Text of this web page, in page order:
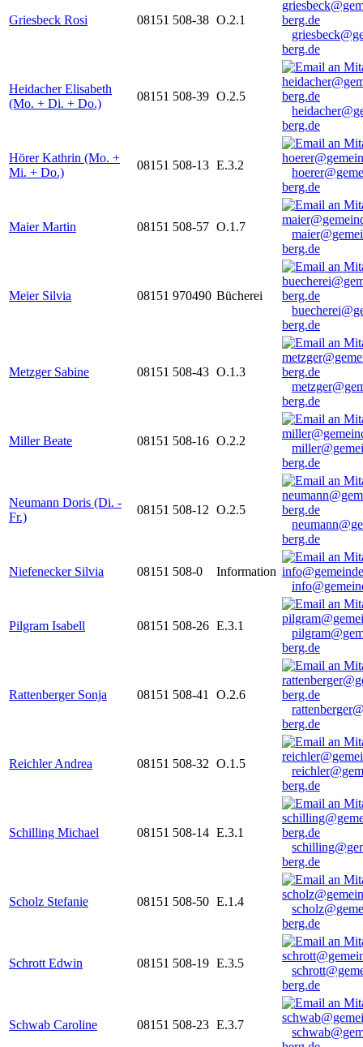
Griesbeck Rosi 08151 508-38 O.2.1
berg.de
Heidacher Elisabeth
(Mo. + Di. + Do.)
08151 508-39 O.2.5
berg.de
Hörer Kathrin (Mo. +
Mi. + Do.)
08151 508-13 E.3.2
berg.de
Maier Martin 08151 508-57 O.1.7
berg.de
Meier Silvia 08151 970490 Bücherei
berg.de
Metzger Sabine 08151 508-43 O.1.3
berg.de
Miller Beate 08151 508-16 O.2.2
berg.de
Neumann Doris (Di. -
Fr.)
08151 508-12 O.2.5
berg.de
Niefenecker Silvia 08151 508-0
Information
Pilgram Isabell 08151 508-26 E.3.1
berg.de
Rattenberger Sonja 08151 508-41
O.2.6
berg.de
Reichler Andrea 08151 508-32 O.1.5
berg.de
Schilling Michael 08151 508-14 E.3.1
berg.de
Scholz Stefanie 08151 508-50 E.1.4
berg.de
Schrott Edwin 08151 508-19 E.3.5
berg.de
Schwab Caroline 08151 508-23 E.3.7